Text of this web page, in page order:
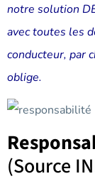
notre solution
avec toutes les
conducteur, par
oblige.
(Source